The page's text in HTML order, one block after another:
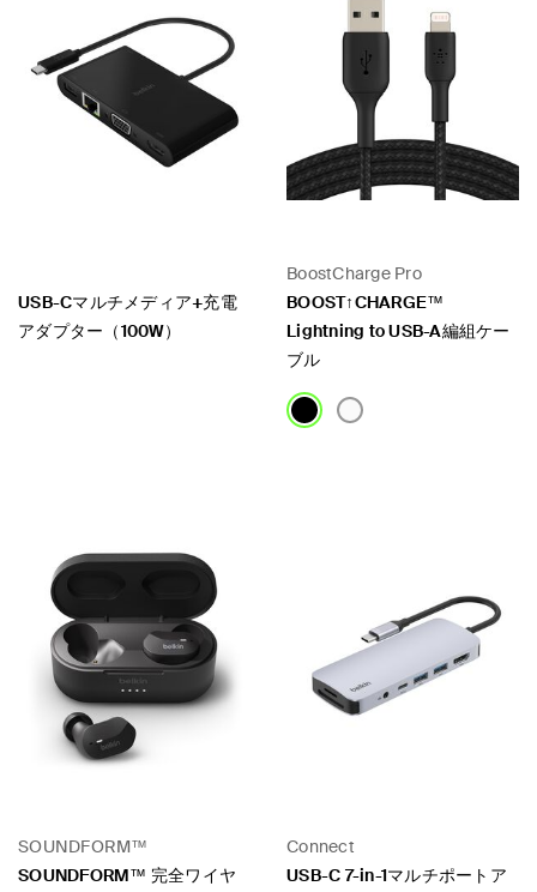
USB-Cマルチメディア+充電
アダプター（100W）
BoostCharge Pro
BOOST↑CHARGE™
Lightning to USB-A編組ケー
ブル
SOUNDFORM™
SOUNDFORM™ 完全ワイヤ
Connect
USB-C 7-in-1マルチポートア